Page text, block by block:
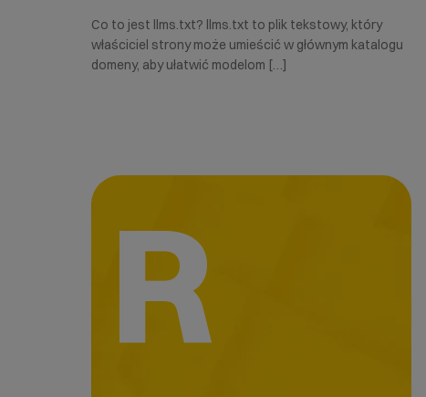
Co to jest llms.txt? llms.txt to plik tekstowy, który
właściciel strony może umieścić w głównym katalogu
domeny, aby ułatwić modelom […]
R